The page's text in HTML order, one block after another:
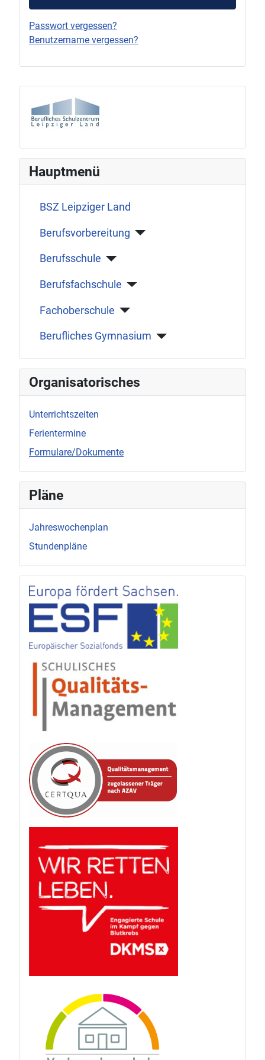
Hauptmenü
BSZ Leipziger Land
Berufsvorbereitung
Berufsschule
Berufsfachschule
Fachoberschule
Berufliches Gymnasium
Organisatorisches
Unterrichtszeiten
Ferientermine
Formulare/Dokumente
Pläne
Jahreswochenplan
Stundenpläne
Passwort vergessen?
Benutzername vergessen?